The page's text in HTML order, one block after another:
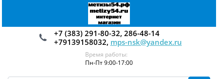
+7 (383) 291-80-32, 286-48-14
+79139158032, mps-nsk@yandex.ru
Время работы:
Пн-Пт 9:00-17:00